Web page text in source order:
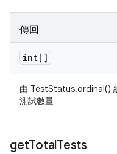
傳回
int[]
由 TestStatus.ordinal()
測試數量
getTotalTests